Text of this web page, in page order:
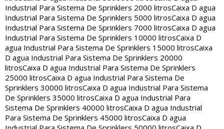
Industrial Para Sistema De Sprinklers 2000 litrosCaixa D agua
Industrial Para Sistema De Sprinklers 5000 litrosCaixa D agua
Industrial Para Sistema De Sprinklers 7000 litrosCaixa D agua
Industrial Para Sistema De Sprinklers 10000 litrosCaixa D
agua Industrial Para Sistema De Sprinklers 15000 litrosCaixa
D agua Industrial Para Sistema De Sprinklers 20000
litrosCaixa D agua Industrial Para Sistema De Sprinklers
25000 litrosCaixa D agua Industrial Para Sistema De
Sprinklers 30000 litrosCaixa D agua Industrial Para Sistema
De Sprinklers 35000 litrosCaixa D agua Industrial Para
Sistema De Sprinklers 40000 litrosCaixa D agua Industrial
Para Sistema De Sprinklers 45000 litrosCaixa D agua